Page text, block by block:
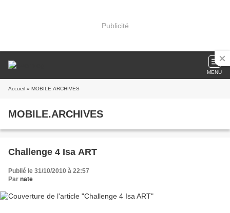
Publicité
MENU
Accueil » MOBILE.ARCHIVES
MOBILE.ARCHIVES
Challenge 4 Isa ART
Publié le 31/10/2010 à 22:57
Par nate